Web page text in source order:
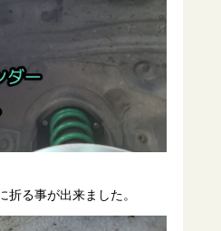
折る事が出来ました。